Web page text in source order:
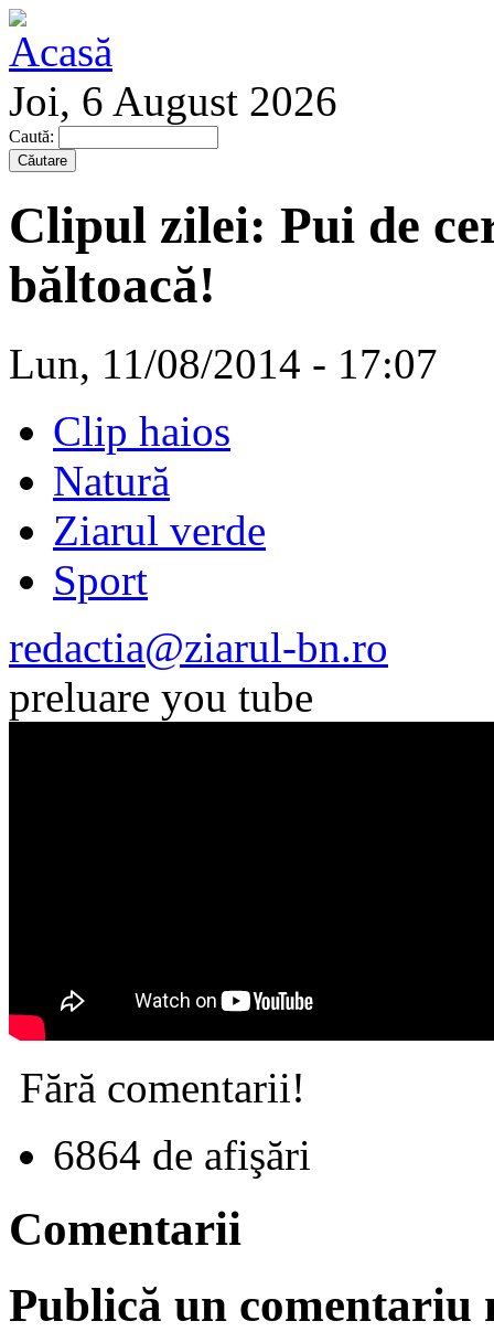
Joi, 6 August 2026
Caută:
Clipul zilei: Pui de
băltoacă!
Lun, 11/08/2014 - 17:07
Clip haios
Natură
Ziarul verde
Sport
redactia@ziarul-bn.ro
preluare you tube
Fără comentarii!
6864 de afişări
Comentarii
Publică un comentariu